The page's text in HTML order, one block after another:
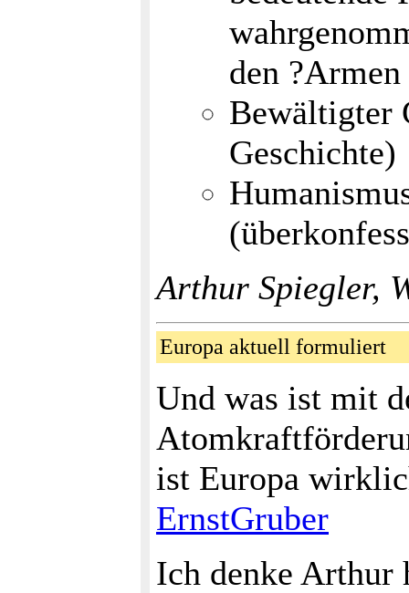
den
Bewältigter
Geschichte)
Arthur Spiegler,
Europa aktuell formuliert
Und was ist mit
ist Europa
ErnstGruber
Ich denke Arthur